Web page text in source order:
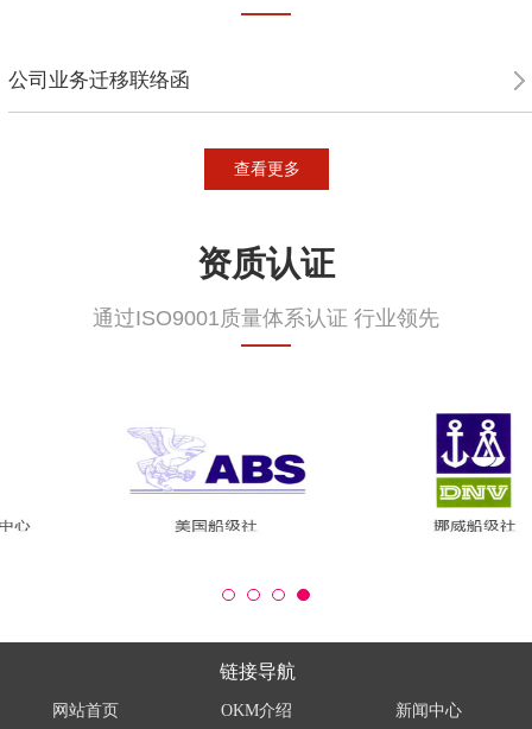
公司业务迁移联络函
查看更多
资质认证
通过ISO9001质量体系认证 行业领先
链接导航
网站首页 OKM介绍 新闻中心